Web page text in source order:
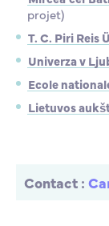
projet)
T. C. Piri Reis
Univerza v
Ecole
Lietuvos
Contact :